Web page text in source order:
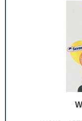
de acordo com o
Por tal variedade,
Azeite;
utilizado para a
muito variado,
diferentes
molham. Para
uma empresa